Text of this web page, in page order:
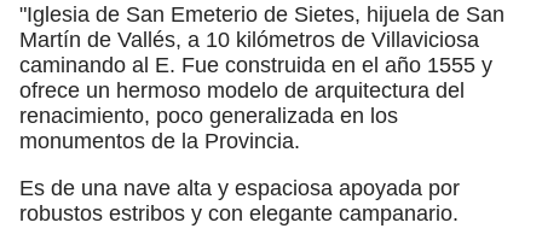
"Iglesia de San Emeterio de Sietes, hijuela de San
Martín de Vallés, a 10 kilómetros de Villaviciosa
caminando al E. Fue construida en el año 1555 y
ofrece un hermoso modelo de arquitectura del
renacimiento, poco generalizada en los
monumentos de la Provincia.
Es de una nave alta y espaciosa apoyada por
robustos estribos y con elegante campanario.